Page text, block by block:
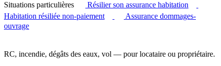
Situations particulières
Résilier son assurance habitation
Habitation résiliée non-paiement
Assurance dommages-
ouvrage
RC, incendie, dégâts des eaux, vol — pour locataire ou propriétaire.